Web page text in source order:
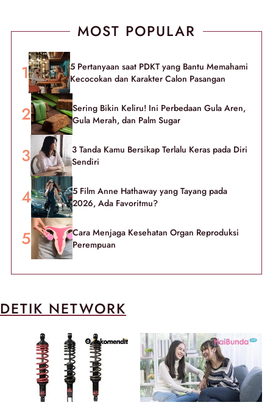
MOST POPULAR
5 Pertanyaan saat PDKT yang Bantu Memahami
Kecocokan dan Karakter Calon Pasangan
Sering Bikin Keliru! Ini Perbedaan Gula Aren,
Gula Merah, dan Palm Sugar
3 Tanda Kamu Bersikap Terlalu Keras pada Diri
Sendiri
5 Film Anne Hathaway yang Tayang pada
2026, Ada Favoritmu?
Cara Menjaga Kesehatan Organ Reproduksi
Perempuan
DETIK NETWORK